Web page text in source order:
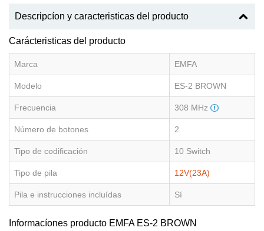
Descripcíon y caracteristicas del producto
Carácteristicas del producto
Marca EMFA
Modelo ES-2 BROWN
Frecuencia 308 MHz
Número de botones 2
Tipo de codificación 10 Switch
Tipo de pila 12V(23A)
Pila e instrucciones incluídas Sí
Informacíones producto EMFA ES-2 BROWN